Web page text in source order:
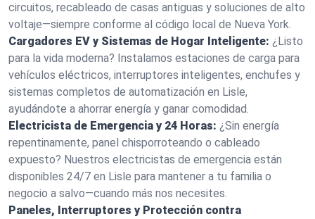
circuitos, recableado de casas antiguas y soluciones de alto
voltaje—siempre conforme al código local de Nueva York.
Cargadores EV y Sistemas de Hogar Inteligente: ¿Listo
para la vida moderna? Instalamos estaciones de carga para
vehículos eléctricos, interruptores inteligentes, enchufes y
sistemas completos de automatización en Lisle,
ayudándote a ahorrar energía y ganar comodidad.
Electricista de Emergencia y 24 Horas: ¿Sin energía
repentinamente, panel chisporroteando o cableado
expuesto? Nuestros electricistas de emergencia están
disponibles 24/7 en Lisle para mantener a tu familia o
negocio a salvo—cuando más nos necesites.
Paneles, Interruptores y Protección contra